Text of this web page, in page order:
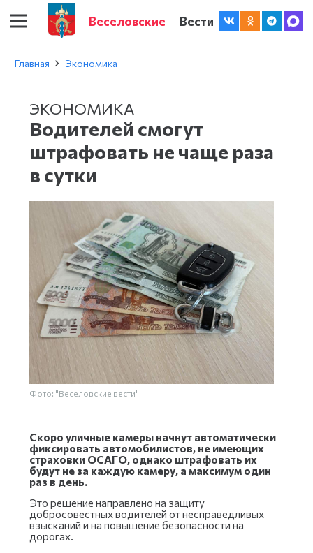
Веселовские Вести
Главная Экономика
ЭКОНОМИКА
Водителей смогут
штрафовать не чаще раза
в сутки
Фото: "Веселовские вести"
Скоро уличные камеры начнут автоматически
фиксировать автомобилистов, не имеющих
страховки ОСАГО, однако штрафовать их
будут не за каждую камеру, а максимум один
раз в день.
Это решение направлено на защиту
добросовестных водителей от несправедливых
взысканий и на повышение безопасности на
дорогах.